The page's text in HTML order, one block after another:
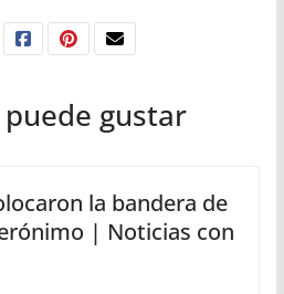
gustar
la bandera de
| Noticias con